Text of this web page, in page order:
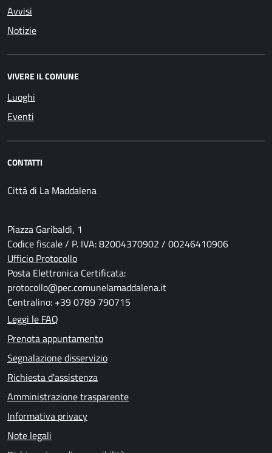
Avvisi
Notizie
VIVERE IL COMUNE
Luoghi
Eventi
CONTATTI
Città di La Maddalena
Piazza Garibaldi, 1
Codice fiscale / P. IVA: 82004370902 / 00246410906
Ufficio Protocollo
Posta Elettronica Certificata:
protocollo@pec.comunelamaddalena.it
Centralino: +39 0789 790715
Leggi le FAQ
Prenota appuntamento
Segnalazione disservizio
Richiesta d'assistenza
Amministrazione trasparente
Informativa privacy
Note legali